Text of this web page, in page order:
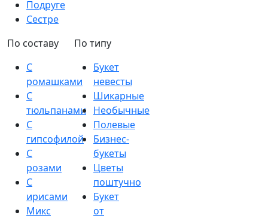
Подруге
Сестре
По составу
С
ромашками
С
тюльпанами
С
гипсофилой
С
розами
С
ирисами
Микс
По типу
Букет
невесты
Шикарные
Необычные
Полевые
Бизнес-
букеты
Цветы
поштучно
Букет
от